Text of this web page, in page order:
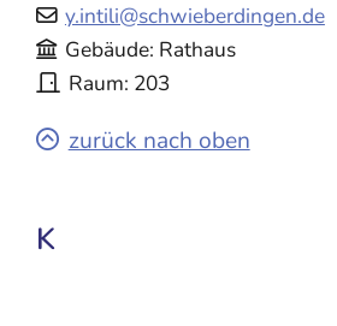
y.intili@schwieberdingen.de
Gebäude Rathaus
Raum 203
zurück nach oben
K